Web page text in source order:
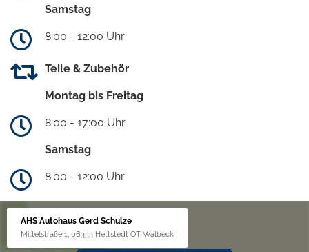
Samstag
8:00 - 12:00 Uhr
Teile & Zubehör
Montag bis Freitag
8:00 - 17:00 Uhr
Samstag
8:00 - 12:00 Uhr
AHS Autohaus Gerd Schulze
Mittelstraße 1, 06333 Hettstedt OT Walbeck